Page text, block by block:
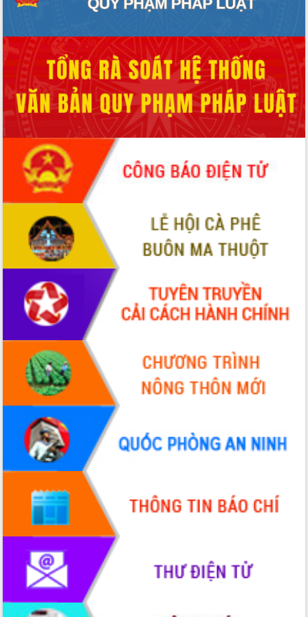
cấp xã
Quyền của người tiêu dùng Việt Nam
2026
Đẩy mạnh cải cách hành chính, quyết
tâm đạt được mục tiêu tăng trưởng
hai con số trong năm 2026
Tổ chức trang trọng Lễ hội Đền thờ
Lương Văn Chánh năm 2026
Phó Bí thư Tỉnh ủy Đắk Lắk Đỗ Hữu
Huy giữ chức Bí thư Đảng ủy Ủy Ban
Nhân dân tỉnh
Bệnh án điện tử thúc đẩy chuyển đổi
số y tế tại Đắk Lắk
Chuyển đổi số thư viện: Mở rộng
không gian tri thức trong thời đại số
Đánh giá, rút kinh nghiệm công tác tổ
chức diễn tập trước ngày bầu cử
Chương trình “Gặp gỡ hữu nghị –
Friendship Meeting New Year 2026”
Bầu cử Quốc hội và HĐND: Cử tri Đắk
Lắk gửi gắm niềm tin, kỳ vọng vào lá
phiếu
Đắk Lắk sẵn sàng các điều kiện cho
Ngày hội bầu cử đại biểu Quốc hội
khóa XVI và HĐND các cấp nhiệm kỳ
Đảm bảo cuộc bầu cử đại biểu Quốc
hội và đại biểu HĐND các cấp diễn ra
an toàn, hiệu quả, đúng quy định
Thủ tướng Chính phủ Phạm Minh Chính
kiểm tra, chỉ đạo hoàn thành các dự
án cao tốc và thăm khu tái định cư tại
Đắk Lắk
Sôi nổi Hội đua ngựa truyền thống Gò
Thì Thùng mừng Xuân Bính Ngọ 2026
Lãnh đạo tỉnh dâng hương tưởng niệm
tại Đập Đồng Cam đầu Xuân Bính Ngọ
Ngành nông nghiệp phấn đấu tăng
trưởng đạt 5,86% trong năm 2026
UBND tỉnh Đắk Lắk triển khai công tác